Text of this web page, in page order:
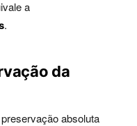
a
.
da
absoluta